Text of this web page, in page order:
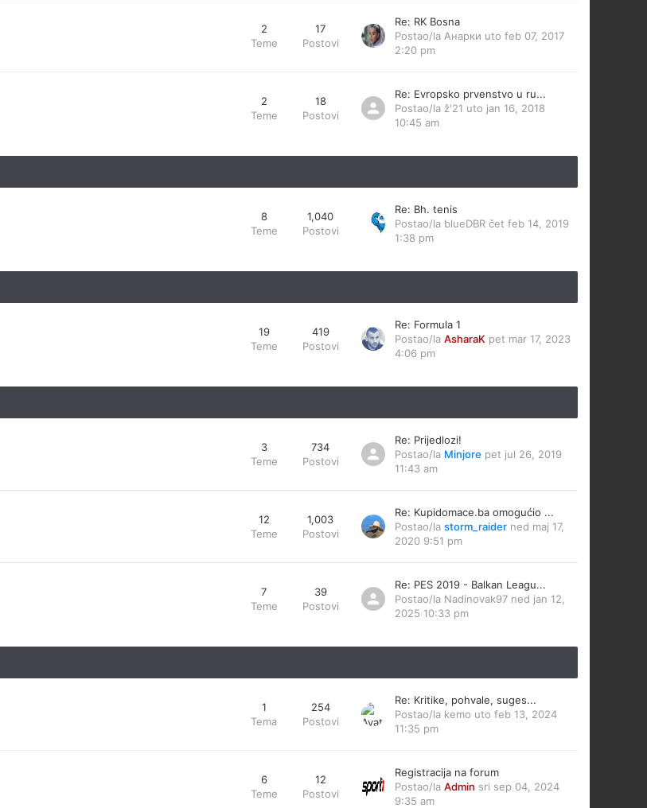
2
Teme
17
Postovi
Re: RK Bosna
Postao/la Анарки uto feb 07, 2017
2:20 pm
2
Teme
18
Postovi
Re: Evropsko prvenstvo u ru...
Postao/la ž'21 uto jan 16, 2018
10:45 am
8
Teme
1,040
Postovi
Re: Bh. tenis
Postao/la blueDBR čet feb 14, 2019
1:38 pm
19
Teme
419
Postovi
Re: Formula 1
Postao/la AsharaK pet mar 17, 2023
4:06 pm
3
Teme
734
Postovi
Re: Prijedlozi!
Postao/la Minjore pet jul 26, 2019
11:43 am
12
Teme
1,003
Postovi
Re: Kupidomace.ba omogućio ...
Postao/la storm_raider ned maj 17,
2020 9:51 pm
7
Teme
39
Postovi
Re: PES 2019 - Balkan Leagu...
Postao/la Nadinovak97 ned jan 12,
2025 10:33 pm
1
Tema
254
Postovi
Re: Kritike, pohvale, suges...
Postao/la kemo uto feb 13, 2024
11:35 pm
6
Teme
12
Postovi
Registracija na forum
Postao/la Admin sri sep 04, 2024
9:35 am